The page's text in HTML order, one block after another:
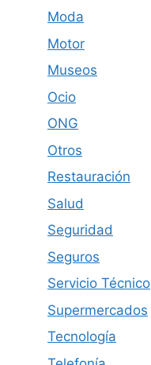
Moda
Motor
Museos
Ocio
ONG
Otros
Restauración
Salud
Seguridad
Seguros
Servicio Técnico
Supermercados
Tecnología